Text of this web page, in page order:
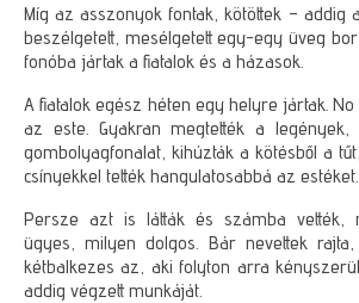
Míg az asszonyok fontak, kötöttek – addig
beszélgetett, mesélgetett egy-egy üveg
fonóba jártak a fiatalok és a házasok.
A fiatalok egész héten egy helyre jártak.
az este. Gyakran megtették a
gombolyagfonalat, kihúzták a kötésből a
csínyekkel tették hangulatosabbá az estéket.
Persze azt is látták és számba vették,
ügyes, milyen dolgos. Bár nevettek
kétbalkezes az, aki folyton arra
addig végzett munkáját.